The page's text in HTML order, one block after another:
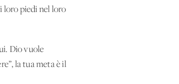
loro piedi nel loro
Dio vuole
la tua meta è il